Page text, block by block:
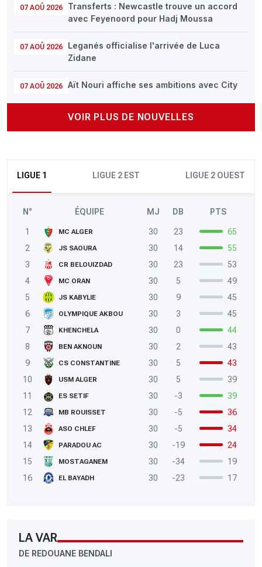
07 AOÛ 2026
Transferts : Newcastle trouve un accord
avec Feyenoord pour Hadj Moussa
07 AOÛ 2026
Leganés officialise l'arrivée de Luca
Zidane
07 AOÛ 2026 Aït Nouri affiche ses ambitions avec City
VOIR PLUS DE NOUVELLES
LIGUE 1 LIGUE 2 EST LIGUE 2 OUEST
N° ÉQUIPE MJ DB PTS
1 MC ALGER 30 23
65
2
JS SAOURA 30 14
55
3
CR BELOUIZDAD 30 23
53
4
MC ORAN 30 5
49
5
JS KABYLIE 30 9
45
6
OLYMPIQUE AKBOU 30 3
45
7
KHENCHELA 30 0
44
8
BEN AKNOUN 30 2
43
9
CS CONSTANTINE 30 5
43
10
USM ALGER 30 5
39
11
ES SETIF 30 -3
39
12
MB ROUISSET 30 -5
36
13
ASO CHLEF 30 -5
34
14
PARADOU AC 30 -19
24
15
MOSTAGANEM 30 -34
19
16
EL BAYADH 30 -23 17
LA VAR
DE REDOUANE BENDALI